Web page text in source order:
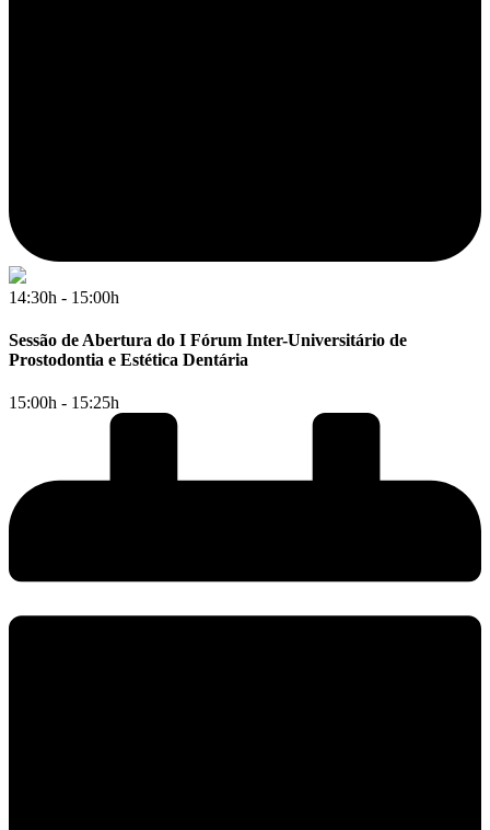
14:30h - 15:00h
Sessão de Abertura do I Fórum Inter-Universitário de
Prostodontia e Estética Dentária
15:00h - 15:25h